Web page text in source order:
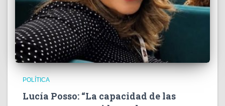
POLÍTICA
Lucía Posso: “La capacidad de las